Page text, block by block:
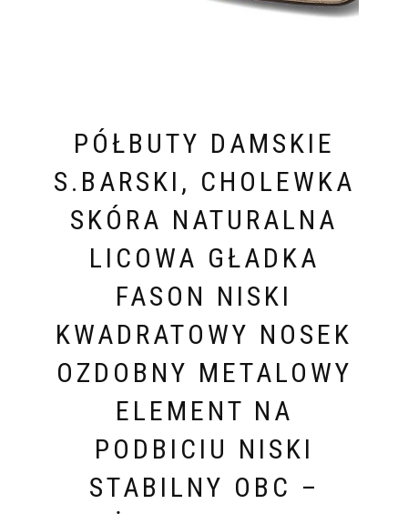
PÓŁBUTY DAMSKIE
S.BARSKI, CHOLEWKA
SKÓRA NATURALNA
LICOWA GŁADKA
FASON NISKI
KWADRATOWY NOSEK
OZDOBNY METALOWY
ELEMENT NA
PODBICIU NISKI
STABILNY OBC –